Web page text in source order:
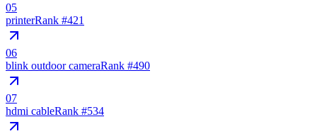
05
printerRank #421
06
blink outdoor cameraRank #490
07
hdmi cableRank #534